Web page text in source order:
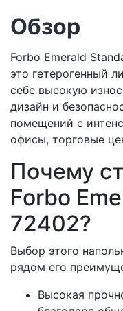
Обзор
Forbo Emerald
это гетерогенный
себе высокую
дизайн и
помещений с
офисы, торговые
Почему
Forbo
72402?
Выбор этого
рядом его
Высокая